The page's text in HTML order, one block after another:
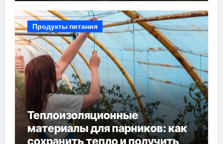
Продукты питания
Теплоизоляционные
материалы для парников: как
сохранить тепло и получить